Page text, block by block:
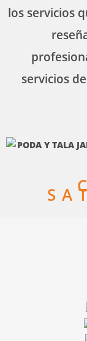
los servicios
servicios